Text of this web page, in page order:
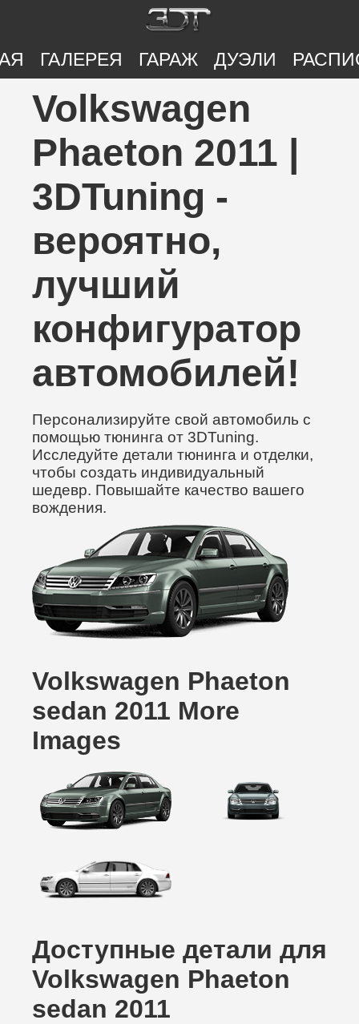
ГАЛЕРЕЯ ГАРАЖ ДУЭЛИ
Volkswagen
Phaeton 2011 |
3DTuning -
вероятно,
лучший
конфигуратор
автомобилей!
Персонализируйте свой автомобиль с
помощью тюнинга от 3DTuning.
Исследуйте детали тюнинга и отделки,
чтобы создать индивидуальный
шедевр. Повышайте качество вашего
вождения.
Volkswagen Phaeton
sedan 2011 More
Images
Доступные детали для
Volkswagen Phaeton
sedan 2011